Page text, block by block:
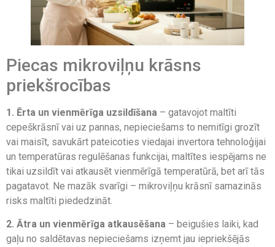
Piecas mikroviļņu krāsns
priekšrocības
1. Ērta un vienmērīga uzsildīšana – gatavojot maltīti
cepeškrāsnī vai uz pannas, nepieciešams to nemitīgi grozīt
vai maisīt, savukārt pateicoties viedajai invertora tehnoloģijai
un temperatūras regulēšanas funkcijai, maltītes iespējams ne
tikai uzsildīt vai atkausēt vienmērīgā temperatūrā, bet arī tās
pagatavot. Ne mazāk svarīgi – mikroviļņu krāsnī samazinās
risks maltīti piededzināt.
2. Ātra un vienmērīga atkausēšana – beigušies laiki, kad
gaļu no saldētavas nepieciešams izņemt jau iepriekšējās